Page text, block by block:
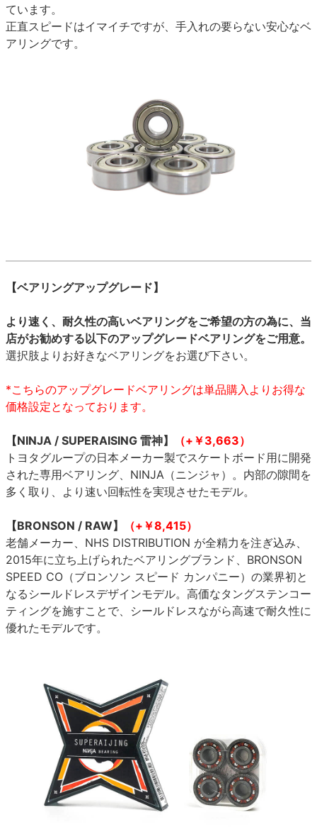
ています。
正直スピードはイマイチですが、手入れの要らない安心なベ
アリングです。
【ベアリングアップグレード】
より速く、耐久性の高いベアリングをご希望の方の為に、当
店がお勧めする以下のアップグレードベアリングをご用意。
選択肢よりお好きなベアリングをお選び下さい。
*こちらのアップグレードベアリングは単品購入よりお得な
価格設定となっております。
【NINJA / SUPERAISING 雷神】
（+￥3,663）
トヨタグループの日本メーカー製でスケートボード用に開発
された専用ベアリング、NINJA（ニンジャ）。内部の隙間を
多く取り、より速い回転性を実現させたモデル。
【BRONSON / RAW】
（+￥8,415）
老舗メーカー、NHS DISTRIBUTION が全精力を注ぎ込み、
2015年に立ち上げられたベアリングブランド、BRONSON
SPEED CO（ブロンソン スピード カンパニー）の業界初と
なるシールドレスデザインモデル。高価なタングステンコー
ティングを施すことで、シールドレスながら高速で耐久性に
優れたモデルです。